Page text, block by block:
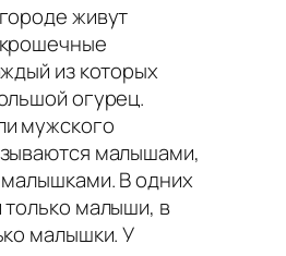
живут
из которых
огурец.
мужского
малышами,
В одних
малыши, в
малышки. У